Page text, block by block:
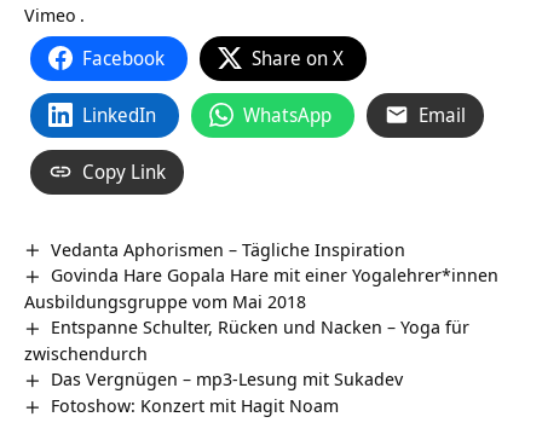
Vimeo .
Facebook Share on X
LinkedIn WhatsApp Email
Copy Link
Vedanta Aphorismen – Tägliche Inspiration
Govinda Hare Gopala Hare mit einer Yogalehrer*innen
Ausbildungsgruppe vom Mai 2018
Entspanne Schulter, Rücken und Nacken – Yoga für
zwischendurch
Das Vergnügen – mp3-Lesung mit Sukadev
Fotoshow: Konzert mit Hagit Noam